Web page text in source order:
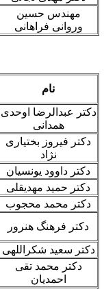
مهندس حسین
وروانی فراهانی
نام
دکتر عبدالرضا اوحدی
همدانی
دکتر فیروز بختیاری
نژاد
دکتر داوود یونسیان
دکتر حمید مهدیقلی
دکتر محمد محجوب
دکتر فرهنگ هنرور
دکتر سعید شکراللهی
دکتر محمد تقی
احمدیان